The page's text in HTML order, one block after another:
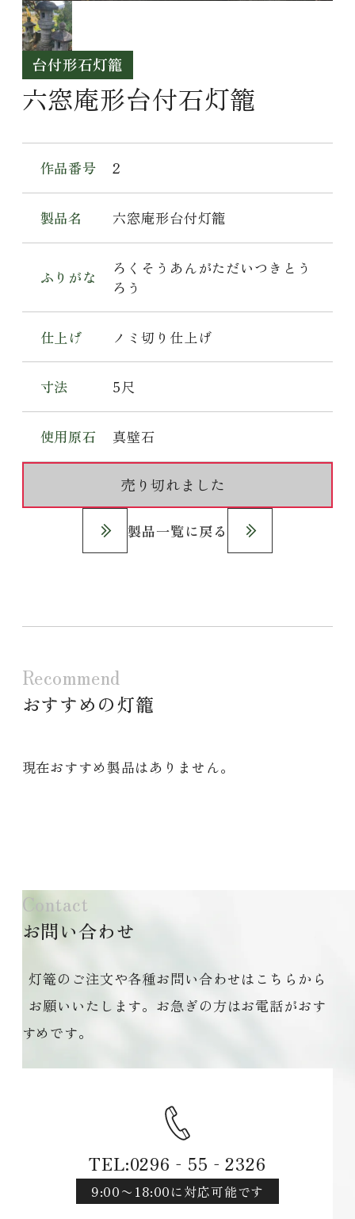
SOLD OUT
台付形石灯籠
六窓庵形台付石灯籠
作品番号 2
製品名 六窓庵形台付灯籠
ふりがな
ろくそうあんがただいつきとう
ろう
仕上げ ノミ切り仕上げ
寸法 5尺
使用原石 真壁石
売り切れました
製品一覧に戻る
Recommend
おすすめの灯籠
現在おすすめ製品はありません。
Contact
お問い合わせ
灯篭のご注文や各種お問い合わせはこちらから
お願いいたします。お急ぎの方はお電話がおす
すめです。
TEL:0296‐55‐2326
9:00〜18:00に対応可能です